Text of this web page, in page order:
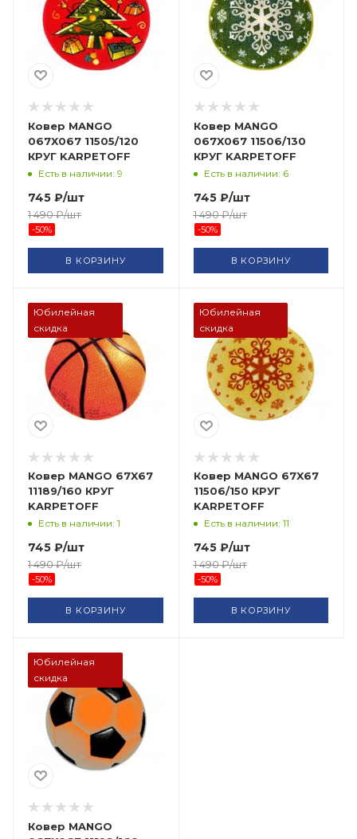
Ковер MANGO
067X067 11505/120
КРУГ KARPETOFF
Есть в наличии: 9
745 ₽/шт
1 490₽/шт
-50%
В КОРЗИНУ
Ковер MANGO
067X067 11506/130
КРУГ KARPETOFF
Есть в наличии: 6
745₽/шт
1 490₽/шт
-50%
В КОРЗИНУ
Юбилейная
скидка
Ковер MANGO 67X67
11189/160 КРУГ
KARPETOFF
Есть в наличии: 1
745 ₽/шт
1 490₽/шт
-50%
В КОРЗИНУ
Юбилейная
скидка
Ковер MANGO 67X67
11506/150 КРУГ
KARPETOFF
Есть в наличии: 11
745₽/шт
1 490₽/шт
-50%
В КОРЗИНУ
Юбилейная
скидка
Ковер MANGO